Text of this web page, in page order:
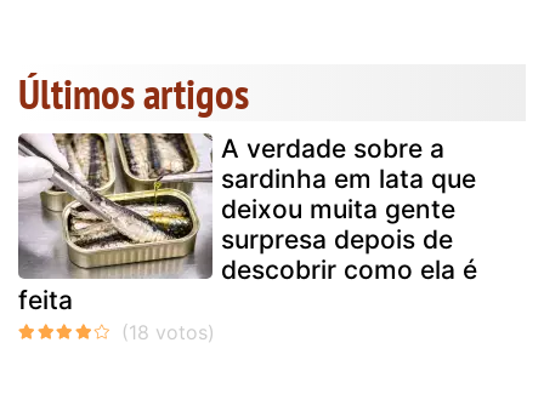
Últimos artigos
A verdade sobre a
sardinha em lata que
deixou muita gente
surpresa depois de
descobrir como ela é
feita